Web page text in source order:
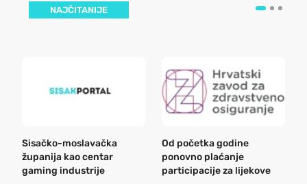
NAJČITANIJE
Sisačko-moslavačka
županija kao centar
gaming industrije
Od početka godine
ponovno plaćanje
participacije za lijekove